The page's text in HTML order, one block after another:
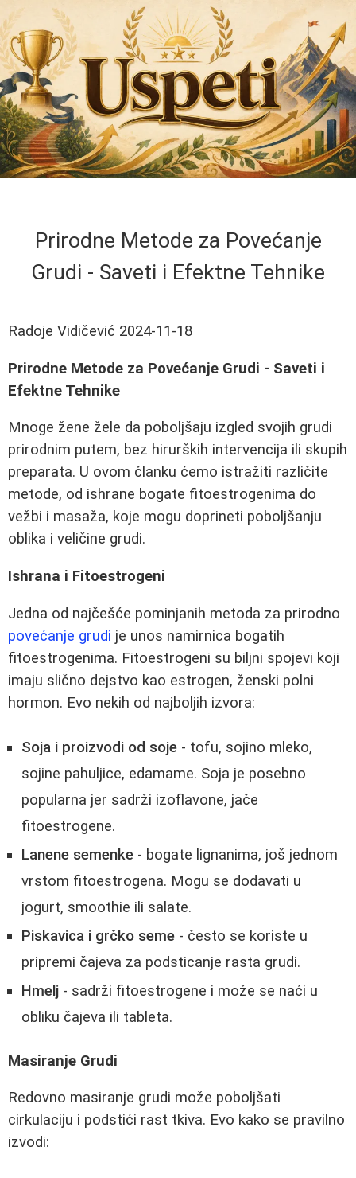
Prirodne Metode za Povećanje
Grudi - Saveti i Efektne Tehnike
Radoje Vidičević 2024-11-18
Prirodne Metode za Povećanje Grudi - Saveti i
Efektne Tehnike
Mnoge žene žele da poboljšaju izgled svojih grudi
prirodnim putem, bez hirurških intervencija ili skupih
preparata. U ovom članku ćemo istražiti različite
metode, od ishrane bogate fitoestrogenima do
vežbi i masaža, koje mogu doprineti poboljšanju
oblika i veličine grudi.
Ishrana i Fitoestrogeni
Jedna od najčešće pominjanih metoda za prirodno
povećanje grudi je unos namirnica bogatih
fitoestrogenima. Fitoestrogeni su biljni spojevi koji
imaju slično dejstvo kao estrogen, ženski polni
hormon. Evo nekih od najboljih izvora:
Soja i proizvodi od soje - tofu, sojino mleko,
sojine pahuljice, edamame. Soja je posebno
popularna jer sadrži izoflavone, jače
fitoestrogene.
Lanene semenke - bogate lignanima, još jednom
vrstom fitoestrogena. Mogu se dodavati u
jogurt, smoothie ili salate.
Piskavica i grčko seme - često se koriste u
pripremi čajeva za podsticanje rasta grudi.
Hmelj - sadrži fitoestrogene i može se naći u
obliku čajeva ili tableta.
Masiranje Grudi
Redovno masiranje grudi može poboljšati
cirkulaciju i podstići rast tkiva. Evo kako se pravilno
izvodi: